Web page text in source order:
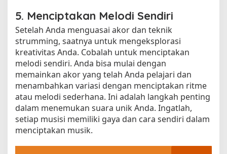
5. Menciptakan Melodi Sendiri
Setelah Anda menguasai akor dan teknik
strumming, saatnya untuk mengeksplorasi
kreativitas Anda. Cobalah untuk menciptakan
melodi sendiri. Anda bisa mulai dengan
memainkan akor yang telah Anda pelajari dan
menambahkan variasi dengan menciptakan ritme
atau melodi sederhana. Ini adalah langkah penting
dalam menemukan suara unik Anda. Ingatlah,
setiap musisi memiliki gaya dan cara sendiri dalam
menciptakan musik.